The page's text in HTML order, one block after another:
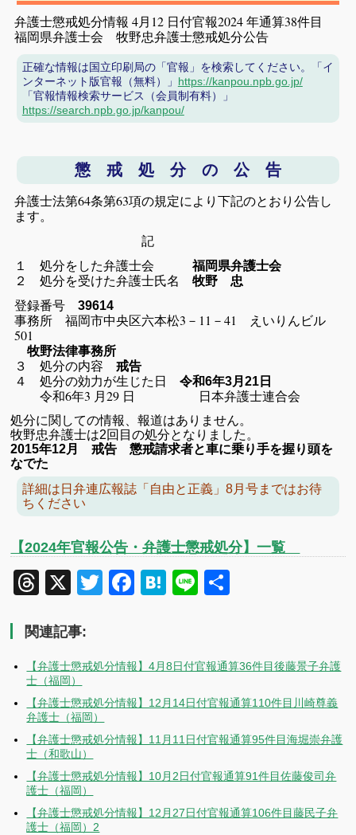
弁護士懲戒処分情報 4月12 日付官報2024 年通算38件目
福岡県弁護士会 牧野忠弁護士懲戒処分公告
正確な情報は国立印刷局の「官報」を検索してください。「イ
ンターネット版官報（無料）」 https://kanpou.npb.go.jp/
「官報情報検索サービス（会員制有料）」
https://search.npb.go.jp/kanpou/
懲 戒 処 分 の 公 告
弁護士法第64条第63項の規定により下記のとおり公告し
ます。
記
１ 処分をした弁護士会
福岡県弁護士会
２ 処分を受けた弁護士氏名牧野 忠
登録番号39614
事務所 福岡市中央区六本松3－11－41 えいりんビル
501
牧野法律事務所
３ 処分の内容 戒告
４ 処分の効力が生じた日令和6年3月21日
令和6年3 月29 日 日本弁護士連合会
処分に関しての情報、報道はありません。
牧野忠弁護士は2回目の処分となりました。
2015年12月 戒告 懲戒請求者と車に乗り手を握り頭を
なでた
詳細は日弁連広報誌「自由と正義」8月号まではお待
ちください
【2024年官報公告・弁護士懲戒処分】一覧
Threads
X TwitterFacebook
Hatena
Line
関連記事:
【弁護士懲戒処分情報】4月8日付官報通算36件目後藤景子弁護
士（福岡）
【弁護士懲戒処分情報】12月14日付官報通算110件目川崎尊義
弁護士（福岡）
【弁護士懲戒処分情報】11月11日付官報通算95件目海堀崇弁護
士（和歌山）
【弁護士懲戒処分情報】10月2日付官報通算91件目佐藤俊司弁
護士（福岡）
【弁護士懲戒処分情報】12月27日付官報通算106件目藤民子弁
護士（福岡）2